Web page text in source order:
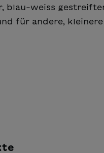
blau-weiss
für andere,